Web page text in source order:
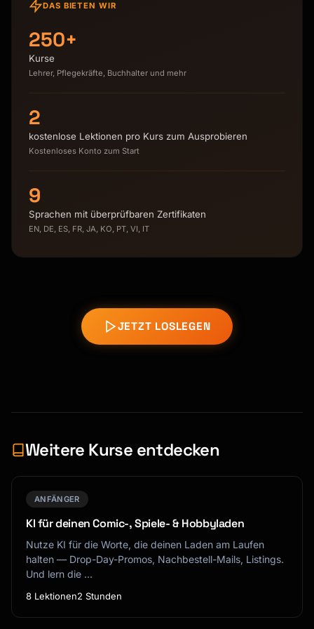
DAS BIETEN WIR
250+
Kurse
Lehrer, Pflegekräfte, Buchhalter und mehr
2
kostenlose Lektionen pro Kurs zum Ausprobieren
Kostenloses Konto zum Start
9
Sprachen mit überprüfbaren Zertifikaten
EN, DE, ES, FR, JA, KO, PT, VI, IT
JETZT LOSLEGEN
Weitere Kurse entdecken
ANFÄNGER
KI für deinen Comic-, Spiele- & Hobbyladen
Nutze KI für die Worte, die deinen Laden am Laufen
halten — Drop-Day-Promos, Nachbestell-Mails, Listings.
Und lern die …
8 Lektionen2 Stunden